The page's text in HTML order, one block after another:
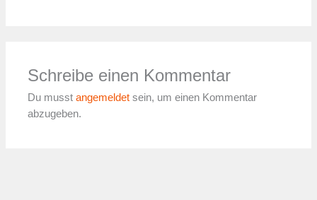
Schreibe einen Kommentar
Du musstangemeldet sein, um einen Kommentar
abzugeben.